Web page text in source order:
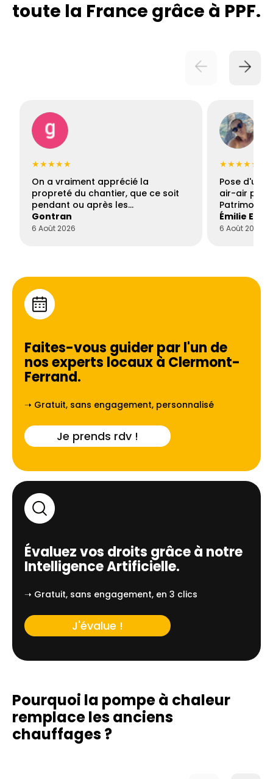
toute la France grâce à PPF.
★★★★★
On a vraiment apprécié la
propreté du chantier, que ce soit
pendant ou après les…
Gontran
6 Août 2026
★★★★★
Pose d'une
air-air par
Patrimoine
Émilie
6 Août 2026
Faites-vous guider par l'un de
nos experts locaux à Clermont-
Ferrand.
➝ Gratuit, sans engagement, personnalisé
Je prends rdv !
Évaluez vos droits grâce à notre
Intelligence Artificielle.
➝ Gratuit, sans engagement, en 3 clics
J'évalue !
Pourquoi la pompe à chaleur
remplaceles anciens
chauffages ?